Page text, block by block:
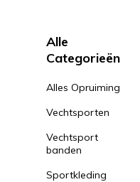
Alle
Categorieën
Alles Opruiming
Vechtsporten
Vechtsport
banden
Sportkleding